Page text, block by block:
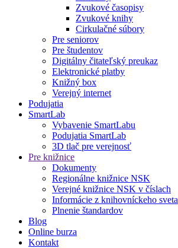
Zvukové časopisy
Zvukové knihy
Cirkulačné súbory
Pre seniorov
Pre študentov
Digitálny čitateľský preukaz
Elektronické platby
Knižný box
Verejný internet
Podujatia
SmartLab
Vybavenie SmartLabu
Podujatia SmartLab
3D tlač pre verejnosť
Pre knižnice
Dokumenty
Regionálne knižnice NSK
Verejné knižnice NSK v číslach
Informácie z knihovníckeho sveta
Plnenie štandardov
Blog
Online burza
Kontakt